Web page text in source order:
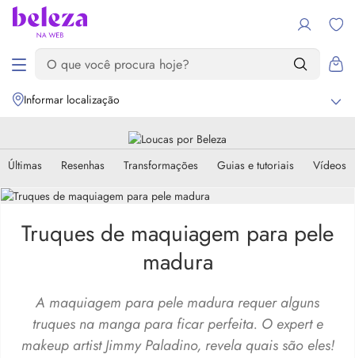
Informar localização
Últimas Resenhas Transformações Guias e tutoriais Vídeos
Truques de maquiagem para pele
madura
A maquiagem para pele madura requer alguns
truques na manga para ficar perfeita. O expert e
makeup artist Jimmy Paladino, revela quais são eles!